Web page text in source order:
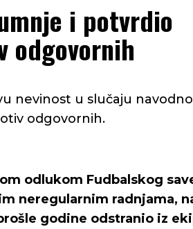
i potvrdio
odgovornih
nevinost u slučaju
odgovornih.
odlukom Fudbalskog
neregularnim radnjama,
godine odstranio iz